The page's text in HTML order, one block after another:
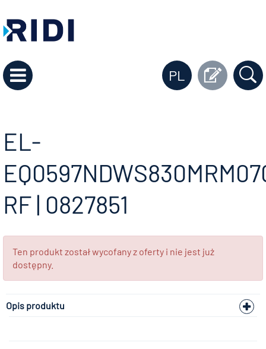
PL
EL-
RF | 0827851
Ten produkt został wycofany z oferty i nie jest już
dostępny.
Opis produktu